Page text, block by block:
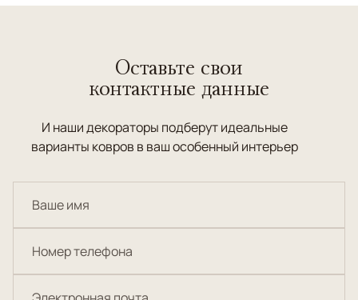
Оставьте свои
контактные данные
И наши декораторы подберут идеальные
варианты ковров в ваш особенный интерьер